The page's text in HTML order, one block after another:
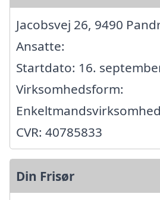
Jacobsvej 26, 9490
Ansatte:
Startdato: 16.
Virksomhedsform:
Enkeltmandsvirksomhed
CVR: 40785833
Din Frisør